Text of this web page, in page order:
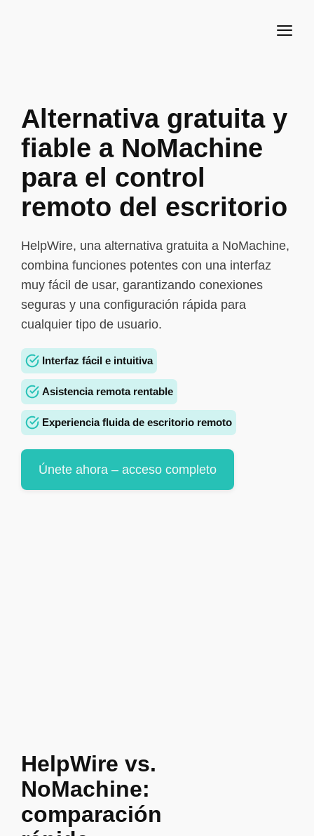
Alternativa gratuita y
fiable a NoMachine
para el control
remoto del escritorio
HelpWire, una alternativa gratuita a NoMachine,
combina funciones potentes con una interfaz
muy fácil de usar, garantizando conexiones
seguras y una configuración rápida para
cualquier tipo de usuario.
Interfaz fácil e intuitiva
Asistencia remota rentable
Experiencia fluida de escritorio remoto
Únete ahora – acceso completo
HelpWire vs.
NoMachine:
comparación